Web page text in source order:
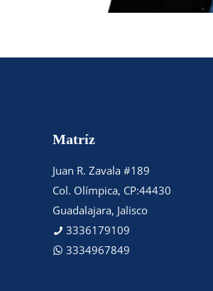
Matríz
Juan R. Zavala #189
Col. Olímpica, CP:44430
Guadalajara, Jalisco
3336179109
3334967849